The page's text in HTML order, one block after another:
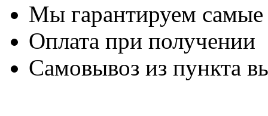
Мы гарантируем
Оплата при получении
Самовывоз из пункта